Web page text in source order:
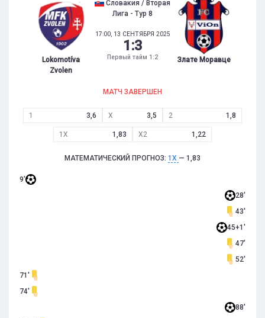
Lokomotíva
Zvolen
Словакия / Вторая
Лига - Тур 8
17:00, 13 СЕНТЯБРЯ 2025
1 :3
Первый тайм 1:2 Злате Моравце
МАТЧ ЗАВЕРШЕН
1 3,6 X 3,5 2 1,8
1X 1,83 X2 1,22
МАТЕМАТИЧЕСКИЙ ПРОГНОЗ: 1X — 1,83
9'
28'
43'
45+1'
47'
52'
71'
74'
88'